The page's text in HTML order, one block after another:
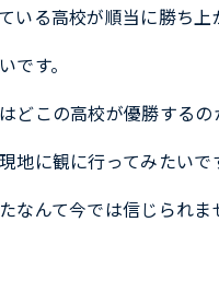
いる高校が順当に勝ち
です。
どこの高校が優勝する
地に観に行ってみたいで
なんて今では信じられま